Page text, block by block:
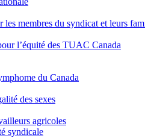
les membres du syndicat et leurs
l’équité des TUAC Canada
du Canada
des sexes
agricoles
syndicale